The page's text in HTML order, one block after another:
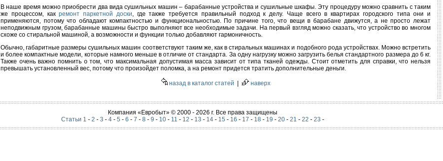
В наше время можно приобрести два вида сушильных машин – барабанные устройства и сушильные шкафы. Эту процедуру можно сравнить с таким
же процессом, какремонт паркетной доски, где также требуется правильный подход к делу. Чаще всего в квартирах городского типа они и
применяются, потому что обладают компактностью и функциональностью. По причине того, что вещи в барабане движутся, а не просто лежат
неподвижным грузом, барабанные машины быстро выполняют все необходимые задачи. На первый взгляд можно сказать, что устройство во многом
схоже со стиральной машиной, а возможности и функции только добавляют гармоничность.
Обычно, габаритные размеры сушильных машин соответствуют таким же, как в стиральных машинах и подобного рода устройствах. Можно встретить
и более компактные модели, которые намного меньше в отличие от стандарта. За одну нагрузку можно загрузить белья стандартного размера до 6 кг.
Также очень важно помнить о том, что максимальная допустимая масса зависит от типа тканей одежды. Стоит отметить для справки, что нельзя
превышать установленный вес, потому что произойдет поломка, а на ремонт придется тратить дополнительные деньги.
назад в каталог статей наверх
Компания «Евробыт» © 2000 - 2026 г. Все права защищены
Статьи 1 - 2 - 3 - 4- 5 - 6 - 7 - 8- 9 - 10- 11 - 12 - 13 - 14- 15 - 16 - 17 - 18- 19 - 20- 21 - 22 - 23 -